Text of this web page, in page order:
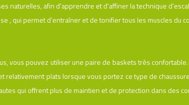
naturelles, afin d'apprendre et d'affiner la technique
, qui permet d'entraîner et de tonifier tous les muscles du
vous pouvez utiliser une paire de baskets très
plats lorsque vous portez ce type de
qui offrent plus de maintien et de protection dans des